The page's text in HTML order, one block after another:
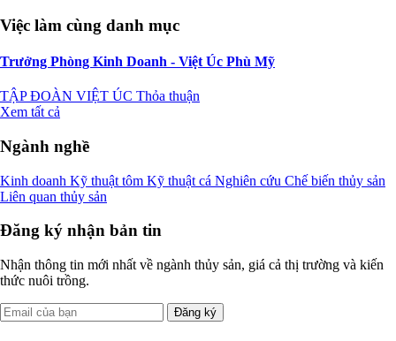
Việc làm cùng danh mục
Trưởng Phòng Kinh Doanh - Việt Úc Phù Mỹ
TẬP ĐOÀN VIỆT ÚC Thỏa thuận
Xem tất cả
Ngành nghề
Kinh doanh Kỹ thuật tôm Kỹ thuật cá Nghiên cứu Chế biến thủy sản
Liên quan thủy sản
Đăng ký nhận bản tin
Nhận thông tin mới nhất về ngành thủy sản, giá cả thị trường và kiến
thức nuôi trồng.
Đăng ký